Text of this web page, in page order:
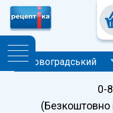
0-
(Безкоштовно